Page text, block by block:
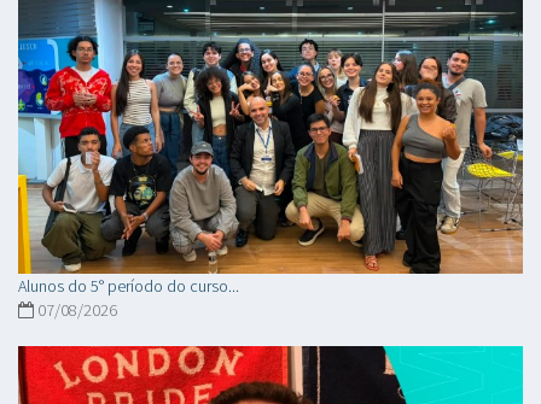
Alunos do 5° período do curso...
07/08/2026